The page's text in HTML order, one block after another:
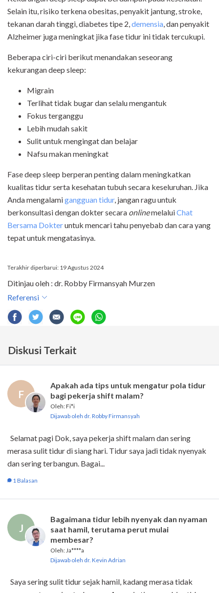
Selain itu, risiko terkena obesitas, penyakit jantung, stroke,
tekanan darah tinggi, diabetes tipe 2,demensia, dan penyakit
Alzheimer juga meningkat jika fase tidur ini tidak tercukupi.
Beberapa ciri-ciri berikut menandakan seseorang
kekurangan deep sleep:
Migrain
Terlihat tidak bugar dan selalu mengantuk
Fokus terganggu
Lebih mudah sakit
Sulit untuk mengingat dan belajar
Nafsu makan meningkat
Fase deep sleep berperan penting dalam meningkatkan
kualitas tidur serta kesehatan tubuh secara keseluruhan. Jika
Anda mengalamigangguan tidur, jangan ragu untuk
berkonsultasi dengan dokter secara onlinemelaluiChat
Bersama Dokteruntuk mencari tahu penyebab dan cara yang
tepat untuk mengatasinya.
Terakhir diperbarui: 19 Agustus 2024